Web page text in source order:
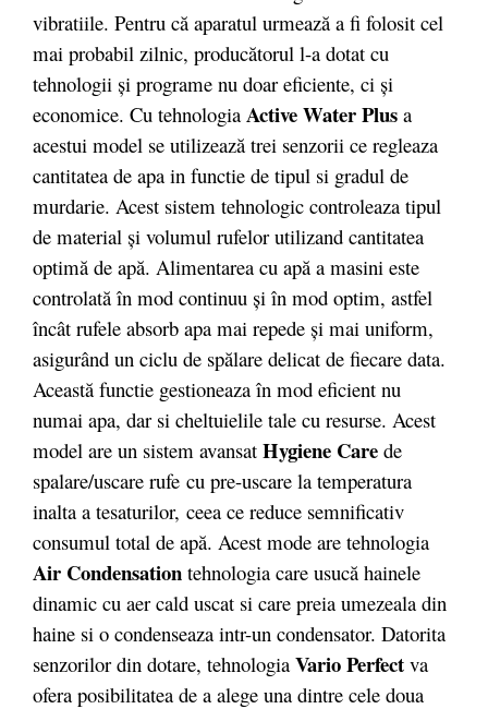
vibratiile. Pentru că aparatul urmează a fi folosit cel
mai probabil zilnic, producătorul l-a dotat cu
tehnologii și programe nu doar eficiente, ci și
economice. Cu tehnologia Active Water Plus a
acestui model se utilizează trei senzorii ce regleaza
cantitatea de apa in functie de tipul si gradul de
murdarie. Acest sistem tehnologic controleaza tipul
de material și volumul rufelor utilizand cantitatea
optimă de apă. Alimentarea cu apă a masini este
controlată în mod continuu și în mod optim, astfel
încât rufele absorb apa mai repede și mai uniform,
asigurând un ciclu de spălare delicat de fiecare data.
Această functie gestioneaza în mod eficient nu
numai apa, dar si cheltuielile tale cu resurse. Acest
model are un sistem avansat Hygiene Care de
spalare/uscare rufe cu pre-uscare la temperatura
inalta a tesaturilor, ceea ce reduce semnificativ
consumul total de apă. Acest mode are tehnologia
Air Condensation tehnologia care usucă hainele
dinamic cu aer cald uscat si care preia umezeala din
haine si o condenseaza intr-un condensator. Datorita
senzorilor din dotare, tehnologia VarioPerfect va
ofera posibilitatea de a alege una dintre cele doua